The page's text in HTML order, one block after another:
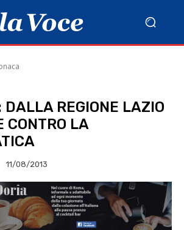
DALLA REGIONE LAZIO
CONTRO LA
11/08/2013